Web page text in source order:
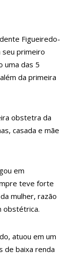
aberto; veja
por crime de
durante
três alunos
inscritos
olhos por cerca
de 2 anos até
Figueiredo-
seu primeiro
uma das 5
da primeira
obstetra da
casada e mãe
em
teve forte
mulher, razão
obstétrica.
atuou em um
de baixa renda